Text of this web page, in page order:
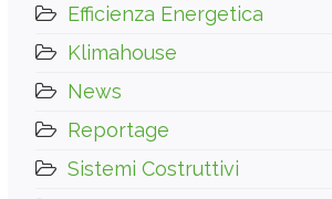
Efficienza Energetica
Klimahouse
News
Reportage
Sistemi Costruttivi